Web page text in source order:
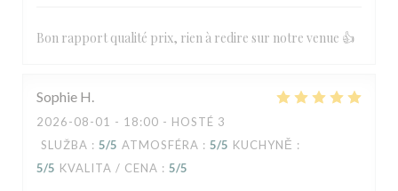
Bon rapport qualité prix, rien à redire sur notre venue 👍
Sophie H
2026-08-01 - 18:00 - HOSTÉ 3
SLUŽBA : 5/5 ATMOSFÉRA : 5/5 KUCHYNĚ :
5/5 KVALITA / CENA : 5/5